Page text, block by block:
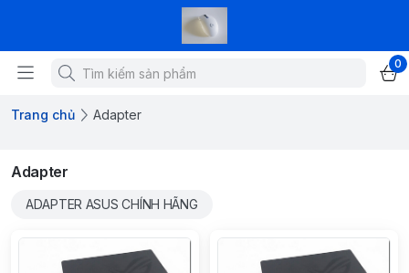
0
Trang chủ Adapter
Adapter
ADAPTER ASUS CHÍNH HÃNG